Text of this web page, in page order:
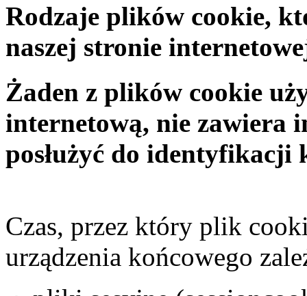
Rodzaje plików cookie,
naszej stronie
Żaden z plików cookie
internetową, nie zawiera
posłużyć do
Czas, przez który plik
urządzenia końcowego